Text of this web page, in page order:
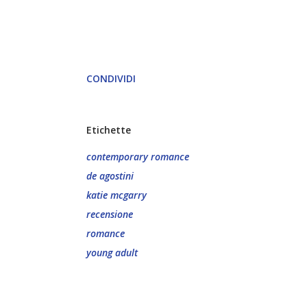
CONDIVIDI
Etichette
contemporary romance
de agostini
katie mcgarry
recensione
romance
young adult